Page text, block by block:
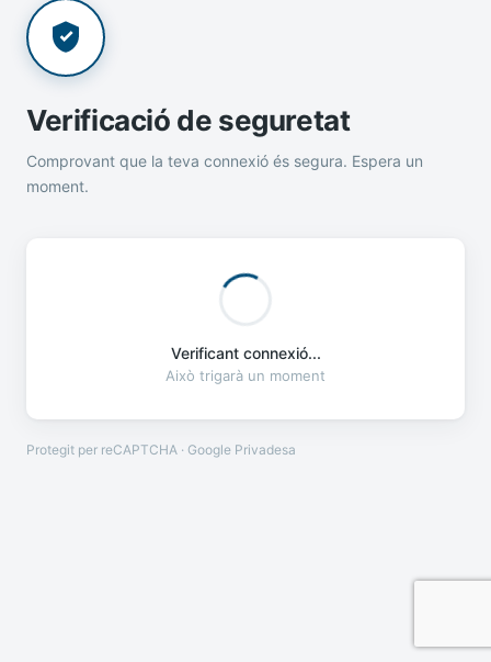
Verificació de seguretat
Comprovant que la teva connexió és segura. Espera un
moment.
Verificant connexió...
Això trigarà un moment
Protegit per reCAPTCHA · Google Privadesa